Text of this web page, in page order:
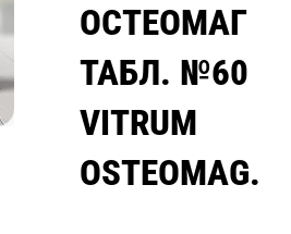
ОСТЕОМАГ
ТАБЛ. №60
VITRUM
OSTEOMAG.